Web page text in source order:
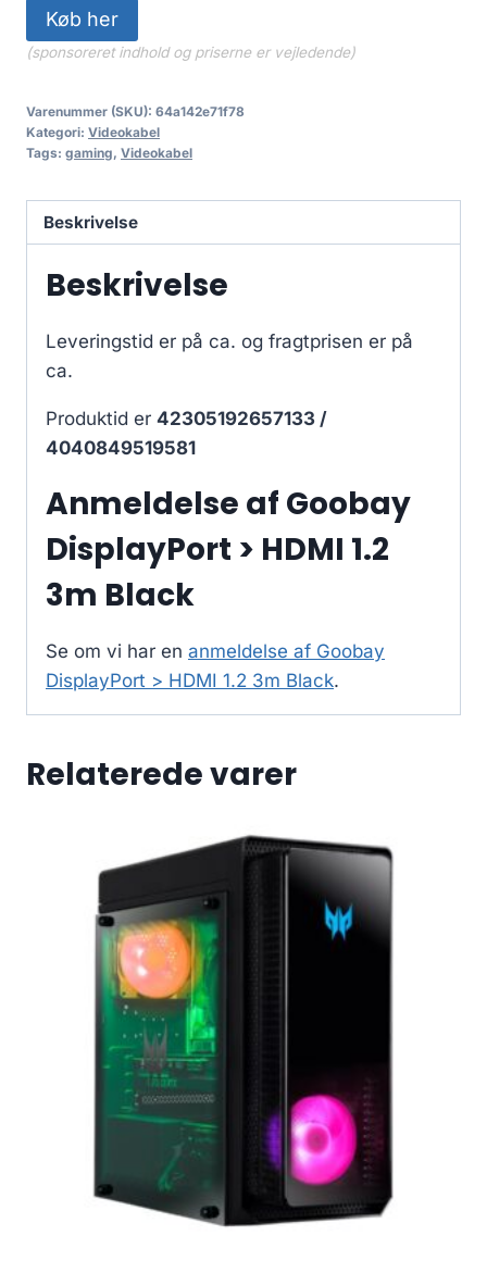
Køb her
(sponsoreret indhold og priserne er vejledende)
Varenummer (SKU): 64a142e71f78
Kategori: Videokabel
Tags: gaming, Videokabel
Beskrivelse
Beskrivelse
Leveringstid er på ca. og fragtprisen er på
ca.
Produktid er 42305192657133 /
4040849519581
Anmeldelse af Goobay
DisplayPort > HDMI 1.2
3m Black
Se om vi har en anmeldelse af Goobay
DisplayPort > HDMI 1.2 3m Black.
Relaterede varer